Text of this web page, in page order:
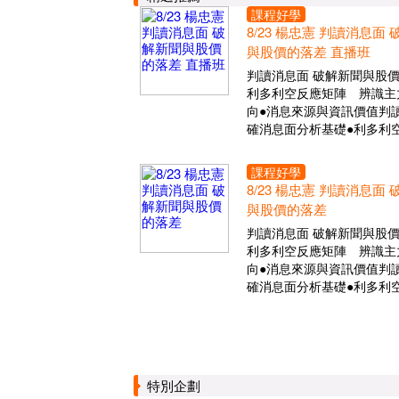
課程好學
8/23 楊忠憲 判讀消息面
與股價的落差 直播班
判讀消息面 破解新聞與股
利多利空反應矩陣 辨識主
向●消息來源與資訊價值判
確消息面分析基礎●利多利
課程好學
8/23 楊忠憲 判讀消息面
與股價的落差
判讀消息面 破解新聞與股
利多利空反應矩陣 辨識主
向●消息來源與資訊價值判
確消息面分析基礎●利多利
特別企劃